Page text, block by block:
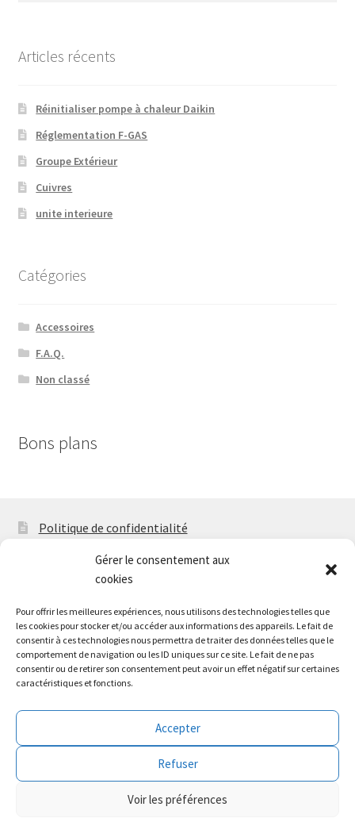
Gérer le consentement aux
cookies
Pour offrir les meilleures expériences, nous utilisons des technologies telles que
les cookies pour stocker et/ou accéder aux informations des appareils. Le fait de
consentir à ces technologies nous permettra de traiter des données telles que le
comportement de navigation ou les ID uniques sur ce site. Le fait de ne pas
consentir ou de retirer son consentement peut avoir un effet négatif sur certaines
caractéristiques et fonctions.
Accepter
Refuser
Voir les préférences
Articles récents
Réinitialiser pompe à chaleur Daikin
Réglementation F-GAS
Groupe Extérieur
Cuivres
unite interieure
Catégories
Accessoires
F.A.Q.
Non classé
Bons plans
Politique de confidentialité
Mentions légales
Politique de cookies (EU)
Contact
© Climeurope.fr 2026
.